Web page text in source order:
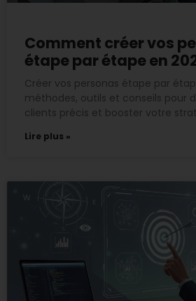
Comment créer vos
étape par étape en
Créer vos personas étape par
méthodes, outils et conseils pour
clients précis et booster votre
Lire plus »